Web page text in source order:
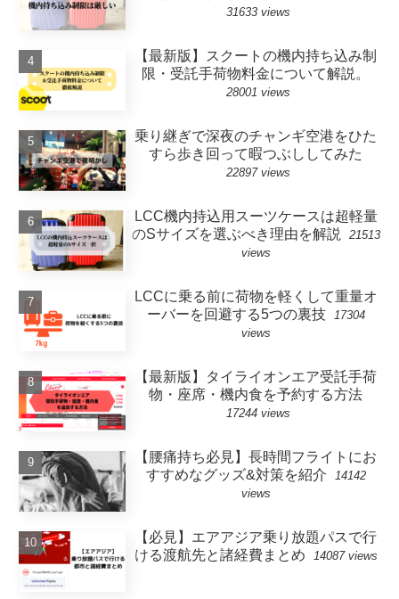
31633 views
【最新版】スクートの機内持ち込み制
限・受託手荷物料金について解説。
28001 views
乗り継ぎで深夜のチャンギ空港をひた
すら歩き回って暇つぶししてみた
22897 views
LCC機内持込用スーツケースは超軽量
のSサイズを選ぶべき理由を解説
21513
views
LCCに乗る前に荷物を軽くして重量オ
ーバーを回避する5つの裏技
17304
views
【最新版】タイライオンエア受託手荷
物・座席・機内食を予約する方法
17244 views
【腰痛持ち必見】長時間フライトにお
すすめなグッズ&対策を紹介
14142
views
【必見】エアアジア乗り放題パスで行
ける渡航先と諸経費まとめ
14087 views